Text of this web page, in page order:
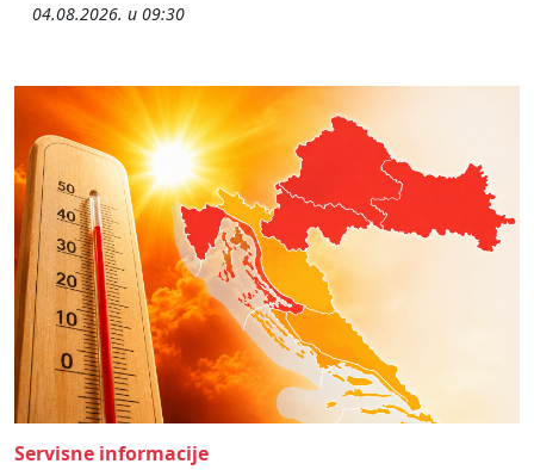
04.08.2026. u 09:30
Servisne informacije